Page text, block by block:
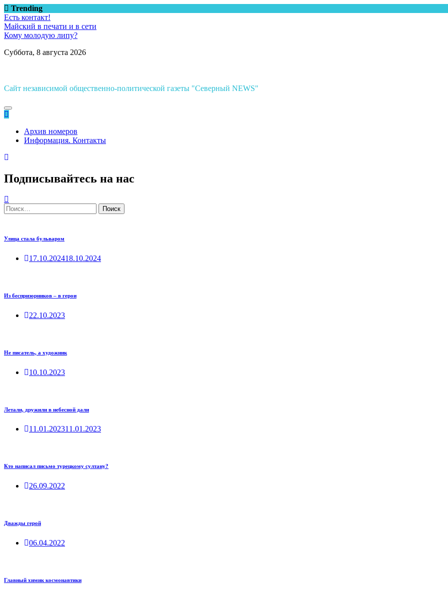
Перейти
к
содержимому
Trending
Есть контакт!
Майский в печати и в сети
Кому молодую липу?
Суббота, 8 августа 2026
Сайт независимой общественно-политической газеты "Северный NEWS"
Архив номеров
Информация. Контакты
Подписывайтесь на нас
Найти:
Улица стала бульваром
17.10.202418.10.2024
Из беспризорников – в герои
22.10.2023
Не писатель, а художник
10.10.2023
Летали, дружили в небесной дали
11.01.202311.01.2023
Кто написал письмо турецкому султану?
26.09.2022
Дважды герой
06.04.2022
Главный химик космонавтики